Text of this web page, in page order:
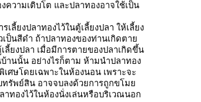
วามเติบโต และปลาทองอาจใช้เป็น
ลี้ยงปลาทองไว้ในตู้เลี้ยงปลา ให้เลี้ยง
ป็นสีดำ ถ้าปลาทองของท่านเกิดตาย
ยงปลา เมื่อมีการตายของปลาเกิดขึ้น
านนั้น อย่างไรก็ตาม ห้ามนำปลาทอง
ศษโดยเฉพาะในห้องนอน เพราะจะ
รัพย์สิน อาจจบลงด้วยการถูกขโมย
ทองไว้ในห้องนั่งเล่นหรือบริเวณนอก